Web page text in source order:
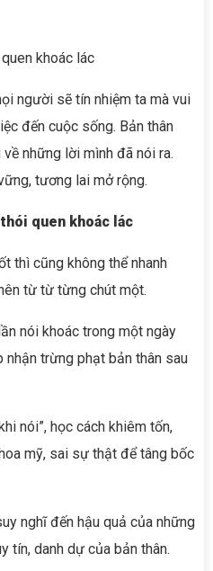
khoác lác
người sẽ tín nhiệm ta mà vui
đến cuộc sống. Bản thân
những lời mình đã nói ra.
tương lai mở rộng.
quen khoác lác
thì cũng không thể nhanh
từ từ từng chút một.
nói khoác trong một ngày
trừng phạt bản thân sau
nói”, học cách khiêm tốn,
mỹ, sai sự thật để tâng bốc
nghĩ đến hậu quả của những
tín, danh dự của bản thân.